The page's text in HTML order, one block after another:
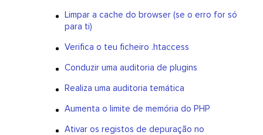
Limpar a cache do browser (se o erro for só
para ti)
Verifica o teu ficheiro .htaccess
Conduzir uma auditoria de plugins
Realiza uma auditoria temática
Aumenta o limite de memória do PHP
Ativar os registos de depuração no